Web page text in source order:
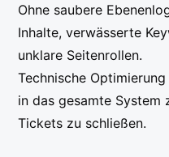
Ohne saubere
Inhalte, verwässerte
unklare Seitenrollen.
Technische
in das gesamte System
Tickets zu schließen.